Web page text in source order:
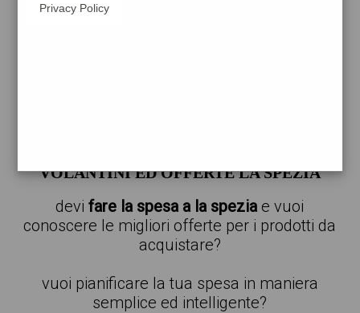
carta
VOLANTINI ED OFFERTE LA SPEZIA
devifare la spesa a la spezia e vuoi
conoscere le migliori offerte per i prodotti da
acquistare?
vuoi pianificare la tua spesa in maniera
semplice ed intelligente?
Privacy Policy